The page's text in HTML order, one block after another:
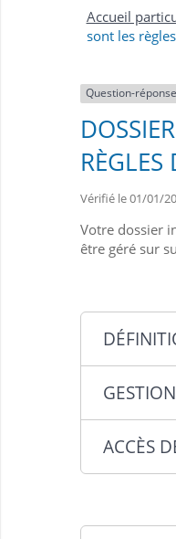
Accueil
sont les
Question-réponse
RÈGLES
Vérifié le 01/01/
Votre dossier
être géré sur
ACCÈS